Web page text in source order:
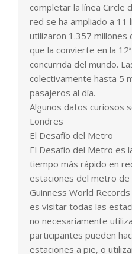
completar la línea Circle
red se ha ampliado a 11
utilizaron 1.357
que la convierte en la
concurrida del mundo.
colectivamente hasta 5
pasajeros al día.
Algunos datos curiosos
Londres
El Desafío del Metro
El Desafío del Metro es
tiempo más rápido en
estaciones del metro
Guinness World
es visitar todas las
no necesariamente
participantes pueden
estaciones a pie, o